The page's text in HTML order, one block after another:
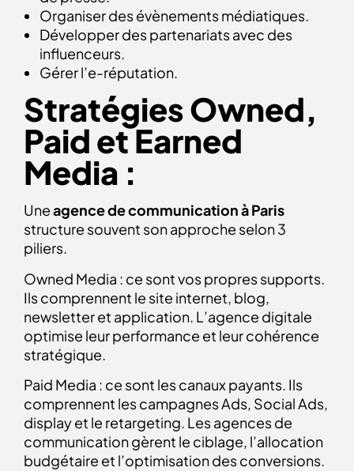
Organiser des évènements médiatiques.
Développer des partenariats avec des
influenceurs.
Gérer l’e-réputation.
Stratégies Owned,
Paid et Earned
Media :
Uneagence de communication à Paris
structure souvent son approche selon 3
piliers.
Owned Media : ce sont vos propres supports.
Ils comprennent le site internet, blog,
newsletter et application. L’agence digitale
optimise leur performance et leur cohérence
stratégique.
Paid Media : ce sont les canaux payants. Ils
comprennent les campagnes Ads, Social Ads,
display et le retargeting. Les agences de
communication gèrent le ciblage, l’allocation
budgétaire et l’optimisation des conversions.